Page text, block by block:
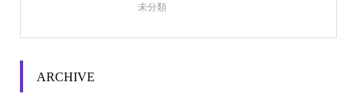
未分類
ARCHIVE